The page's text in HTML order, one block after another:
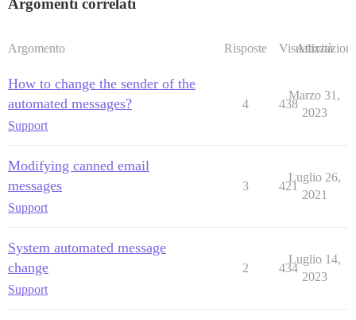
Argomento Risposte Visualizzazioni
Attività
How to change the sender of the
automated messages?
Support
4 438
Marzo 31,
2023
Modifying canned email
messages
Support
3 421
Luglio 26,
2021
System automated message
change
Support
2 434
Luglio 14,
2023